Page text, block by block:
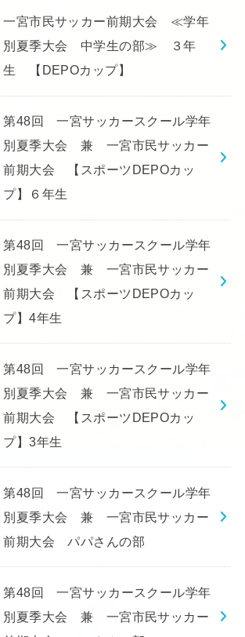
一宮市民サッカー前期大会 ≪学年
別夏季大会 中学生の部≫ ３年
生 【DEPOカップ】
第48回 一宮サッカースクール学年
別夏季大会 兼 一宮市民サッカー
前期大会 【スポーツDEPOカッ
プ】６年生
第48回 一宮サッカースクール学年
別夏季大会 兼 一宮市民サッカー
前期大会 【スポーツDEPOカッ
プ】4年生
第48回 一宮サッカースクール学年
別夏季大会 兼 一宮市民サッカー
前期大会 【スポーツDEPOカッ
プ】3年生
第48回 一宮サッカースクール学年
別夏季大会 兼 一宮市民サッカー
前期大会 パパさんの部
第48回 一宮サッカースクール学年
別夏季大会 兼 一宮市民サッカー